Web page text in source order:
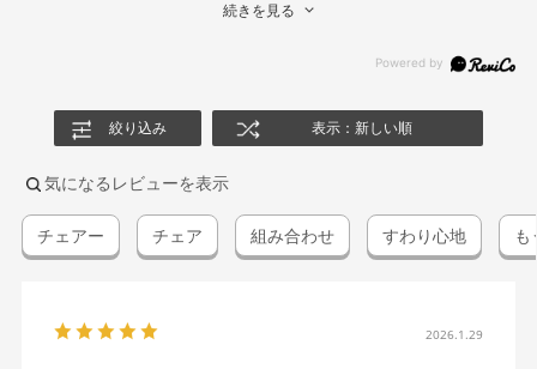
続きを見る
絞り込み 表示：新しい順
気になるレビューを表示
チェアー チェア 組み合わせ すわり心地 も
2026.1.29